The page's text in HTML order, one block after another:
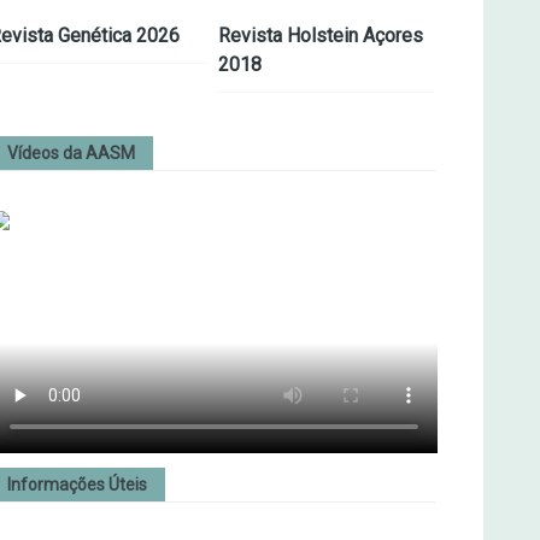
Genética 2026
Revista Holstein Açores
2018
Vídeos da AASM
Informações Úteis